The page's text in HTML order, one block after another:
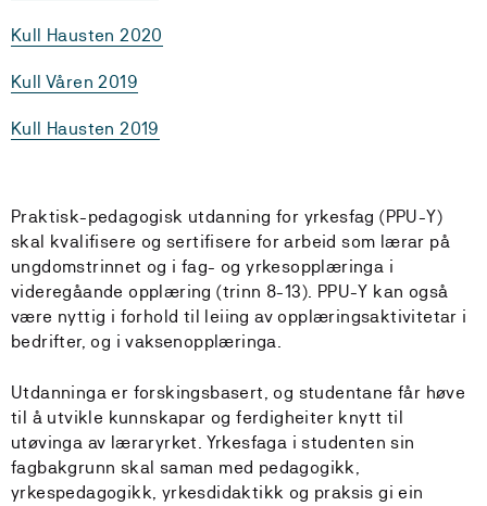
Kull Hausten 2020
Kull Våren 2019
Kull Hausten 2019
Praktisk-pedagogisk utdanning for yrkesfag (PPU-Y)
skal kvalifisere og sertifisere for arbeid som lærar på
ungdomstrinnet og i fag- og yrkesopplæringa i
videregåande opplæring (trinn 8-13). PPU-Y kan også
være nyttig i forhold til leiing av opplæringsaktivitetar i
bedrifter, og i vaksenopplæringa.
Utdanninga er forskingsbasert, og studentane får høve
til å utvikle kunnskapar og ferdigheiter knytt til
utøvinga av læraryrket. Yrkesfaga i studenten sin
fagbakgrunn skal saman med pedagogikk,
yrkespedagogikk, yrkesdidaktikk og praksis gi ein